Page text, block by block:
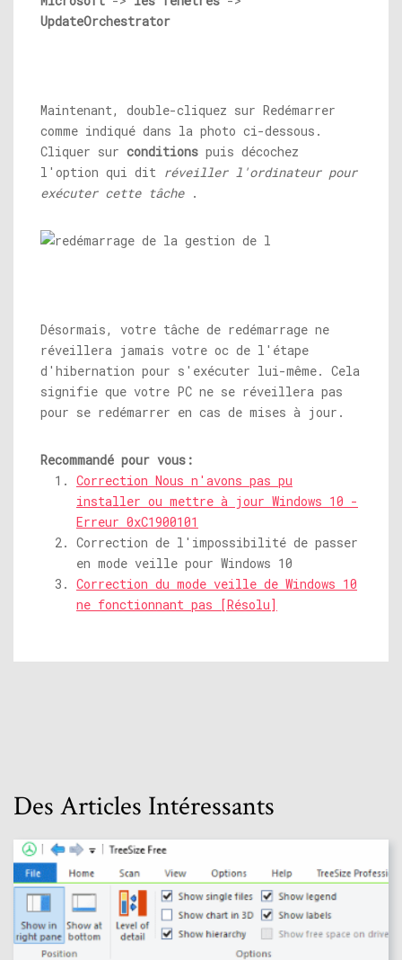
UpdateOrchestrator
Maintenant, double-cliquez sur Redémarrer
comme indiqué dans la photo ci-dessous.
Cliquer sur conditions puis décochez
l'option qui dit réveiller l'ordinateur pour
exécuter cette tâche.
Désormais, votre tâche de redémarrage ne
réveillera jamais votre oc de l'étape
d'hibernation pour s'exécuter lui-même. Cela
signifie que votre PC ne se réveillera pas
pour se redémarrer en cas de mises à jour.
Recommandé pour vous:
Correction Nous n'avons pas pu
installer ou mettre à jour Windows 10 -
Erreur 0xC1900101
Correction de l'impossibilité de passer
en mode veille pour Windows 10
Correction du mode veille de Windows 10
ne fonctionnant pas [Résolu]
Des Articles Intéressants